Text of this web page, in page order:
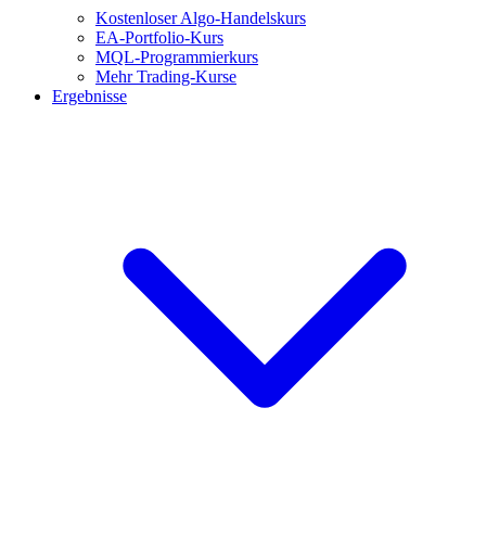
Kostenloser Algo-Handelskurs
EA-Portfolio-Kurs
MQL-Programmierkurs
Mehr Trading-Kurse
Ergebnisse